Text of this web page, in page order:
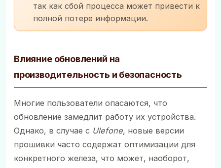
так как сбой процесса может привести к
полной потере информации.
Влияние обновлений на
производительность и безопасность
Многие пользователи опасаются, что
обновление замедлит работу их устройства.
Однако, в случае с Ulefone, новые версии
прошивки часто содержат оптимизации для
конкретного железа, что может, наоборот,